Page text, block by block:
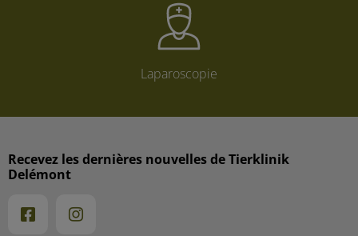
Laparoscopie
Recevez les dernières nouvelles de Tierklinik
Delémont